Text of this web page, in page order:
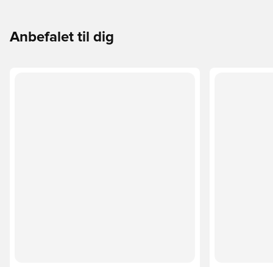
Anbefalet til dig